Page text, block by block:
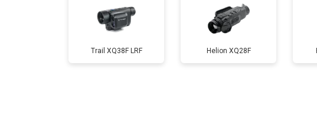
Trail XQ38F LRF Helion XQ28F